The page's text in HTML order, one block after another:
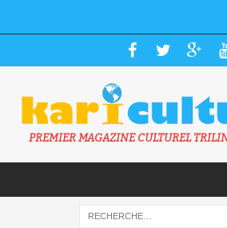
PREMIER MAGAZINE CULTUREL